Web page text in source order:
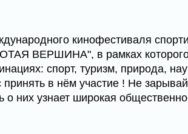
кинофестиваля
ВЕРШИНА", в рамках
спорт, туризм, природа,
в нём участие ! Не
них узнает широкая